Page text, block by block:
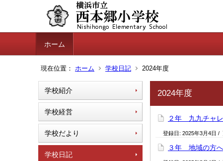
ホーム
現在位置： ホーム 学校日記 2024年度
学校紹介
学校経営
学校だより
学校日記
2024年度
２年 九九チャ
登録日: 2025年3月4日 /
３年 地域の方